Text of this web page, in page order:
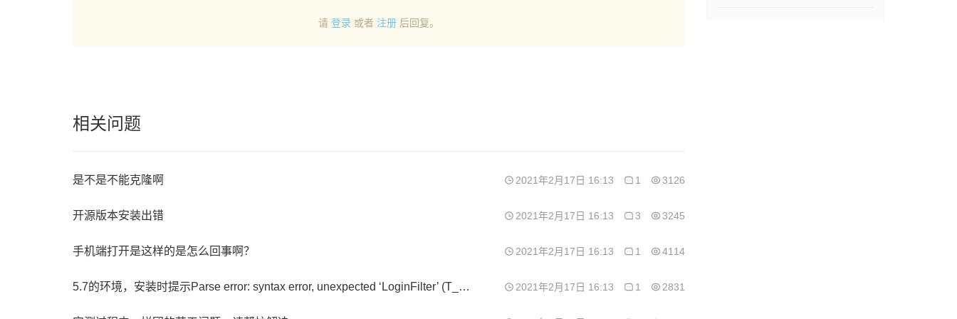
请 登录 或者 注册 后回复。
相关问题
是不是不能克隆啊 2021年2月17日 16:13 1 3126
开源版本安装出错 2021年2月17日 16:13 3 3245
手机端打开是这样的是怎么回事啊？ 2021年2月17日 16:13 1 4114
5.7的环境，安装时提示Parse error: syntax error, unexpected ‘LoginFilter’ (T_STRING) in /www/wwwroot/app/install/webapp/filter/LoginFilter.class.php on line 1，请问是怎么回事？ 2021年2月17日 16:13 1 2831